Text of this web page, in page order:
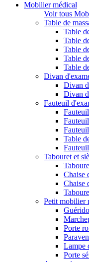
Mobilier médical
Voir tous
Table de
Table
Table
Table
Table
Table
Divan
Divan
Divan
Fauteuil
Table
Tabouret et
Chaise
Chaise
Petit mobilier
Porte
Lampe
Porte